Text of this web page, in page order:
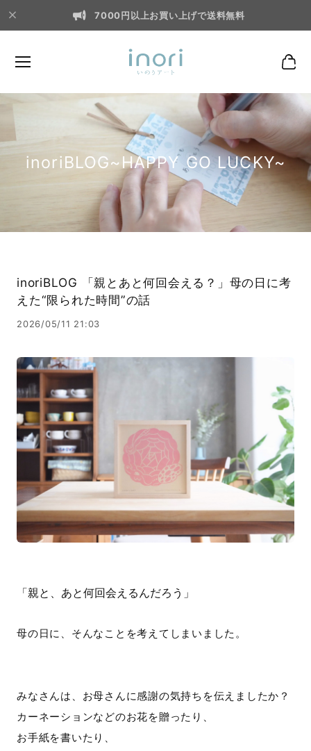
7000円以上お買い上げで送料無料
inoriBLOG~HAPPY GO LUCKY~
inoriBLOG 「親とあと何回会える？」母の日に考
えた“限られた時間”の話
2026/05/11 21:03
「親と、あと何回会えるんだろう」
母の日に、そんなことを考えてしまいました。
みなさんは、お母さんに感謝の気持ちを伝えましたか？
カーネーションなどのお花を贈ったり、
お手紙を書いたり、